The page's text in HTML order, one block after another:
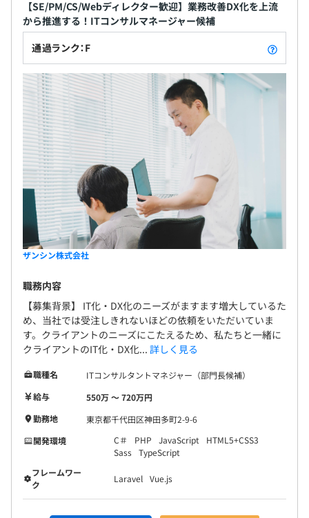
・Web Server：Nginx、Apache
・DB：MySQL、PostgreSQL
・バージョン管理：GitLab
・コンテナ：Docker
半期ごとの目標設定、振り返りによる評価をおこなってい
ます。
エンジニアは、
・開発スペシャリスト
・アーキテクト
・マネジメント
・上記の組み合わせ
としてのキャリアを用意しています。
５割システムエンジニア
５割ビジネス職
経験がある若手が活躍中です。
3カ月（試用期間終了後、契約を更新する場合は必ず正社
員雇用となります）
【SE/PM/CS/Webディレクター歓迎】業務改善DX化を上流
から推進する！ITコンサルマネージャー候補
通過ランク：F
ザンシン株式会社
職務内容
【募集背景】 IT化・DX化のニーズがますます増大しているた
め、当社では受注しきれないほどの依頼をいただいていま
す。クライアントのニーズにこたえるため、私たちと一緒に
クライアントのIT化・DX化... 詳しく見る
職種名
ITコンサルタントマネジャー（部門長候補）
給与
550万 〜 720万円
勤務地
東京都千代田区神田多町2-9-6
開発環境
C＃ PHP JavaScript
HTML5+CSS3
Sass TypeScript
フレームワー
ク
Laravel Vue.js